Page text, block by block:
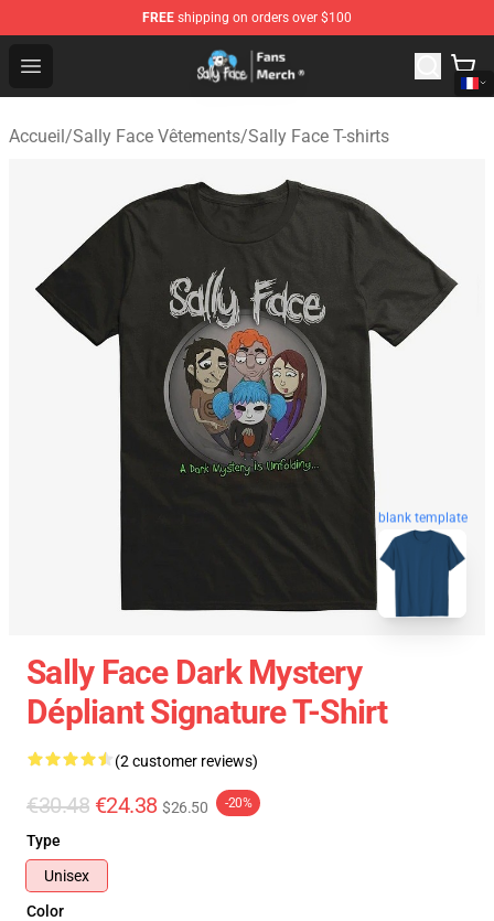
FREE shipping on orders over $100
Open menu
Sally Face Store - Official Sally Face Merchandise Shop
Accueil/Sally Face Vêtements/Sally Face T-shirts
blank template
Sally Face Dark Mystery
Dépliant Signature T-Shirt
(2 customer reviews)
€30.48 €24.38 $26.50 -20%
Type
Unisex
Color